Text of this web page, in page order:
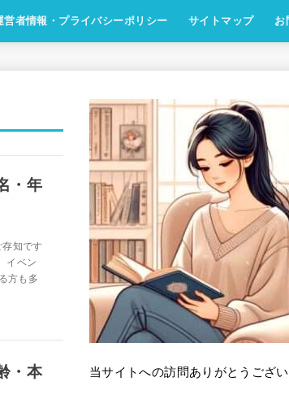
営者情報・プライバシーポリシー サイトマップ お
・年
知です
イベン
方も多
・本
当サイトへの訪問ありがとうござい